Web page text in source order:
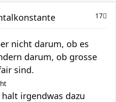
17
nicht darum, ob es
darum, ob grosse
sind.
irgendwas dazu